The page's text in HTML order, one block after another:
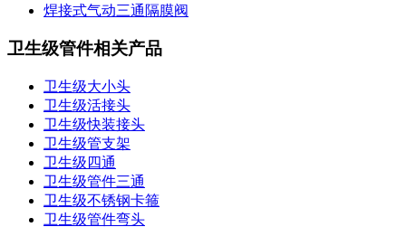
焊接式气动三通隔膜阀
卫生级管件相关产品
卫生级大小头
卫生级活接头
卫生级快装接头
卫生级管支架
卫生级四通
卫生级管件三通​
卫生级不锈钢卡箍
卫生级管件弯头